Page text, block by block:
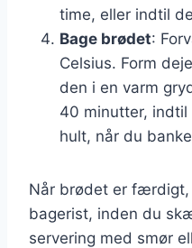
time, eller indtil
Bage brødet:
Celsius. Form
den i en varm
40 minutter,
hult, når du
Når brødet er
bagerist, inden du
servering med smør